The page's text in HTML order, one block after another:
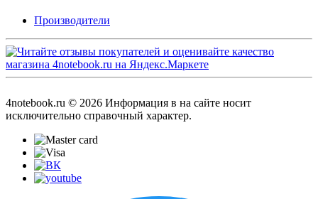
Производители
4notebook.ru © 2026 Информация в на сайте носит
исключительно справочный характер.